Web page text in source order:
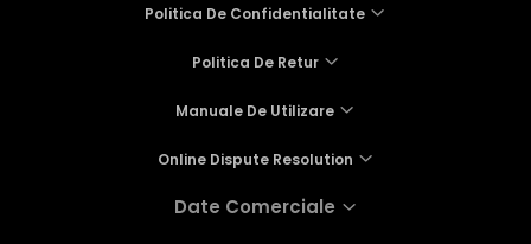
Politica De Confidentialitate
Politica De Retur
Manuale De Utilizare
Online Dispute Resolution
Date Comerciale